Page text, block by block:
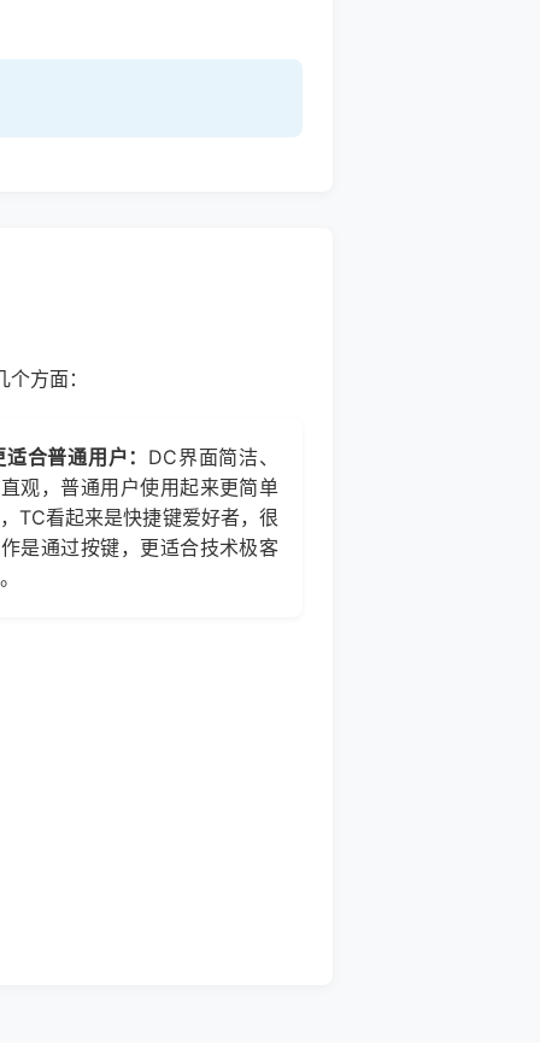
方面：
合普通用户： DC界面简洁、
观，普通用户使用起来更简单
TC看起来是快捷键爱好者，很
是通过按键，更适合技术极客